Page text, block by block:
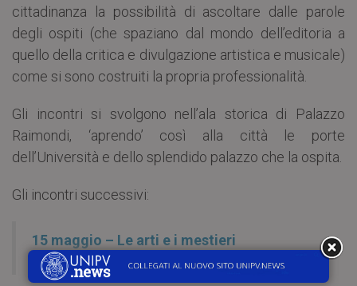
cittadinanza la possibilità di ascoltare dalle parole
degli ospiti (che spaziano dal mondo dell’editoria a
quello della critica e divulgazione artistica e musicale)
come si sono costruiti la propria professionalità.
Gli incontri si svolgono nell’ala storica di Palazzo
Raimondi, ‘aprendo’ così alla città le porte
dell’Università e dello splendido palazzo che la ospita.
Gli incontri successivi:
15 maggio – Le arti e i mestieri